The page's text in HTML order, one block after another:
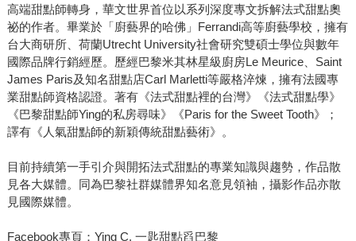
高端甜點師轉身，華文世界首位以系列深度專文拆解法式甜點奧
祕的作者。畢業於「廚藝界的哈佛」Ferrandi高等廚藝學校，擁有
台大商研所、荷蘭Utrecht University社會研究雙碩士學位與數年
國際品牌行銷經歷。歷經巴黎米其林星級廚房Le Meurice、Saint
James Paris及知名甜點店Carl Marletti等嚴格淬煉，擁有法國專
業甜點師資格認證。著有《法式甜點裡的台灣》《法式甜點學》
《巴黎甜點師Ying的私房尋味》《Paris for the Sweet Tooth》；
譯有《人氣甜點師的新穎傳統甜點藝術》。
目前持續第一手引介與開拓法式甜點的專業知識與趨勢，作品散
見各大媒體。同為巴黎社群媒體界知名意見領袖，攝影作品亦散
見國際媒體。
Facebook專頁：Ying C. 一匙甜點舀巴黎